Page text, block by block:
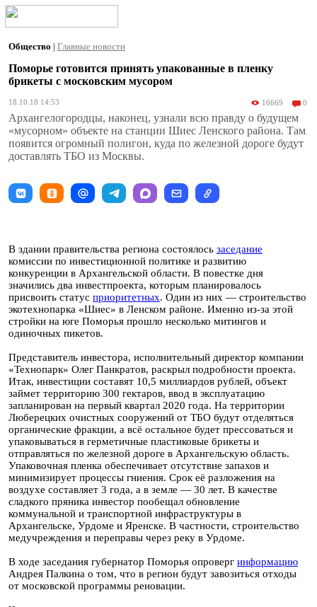
Общество | Главные новости
Поморье готовится принять упакованные в пленку
брикеты с московским мусором
18.10.18 14:53 16669 0
Архангелогородцы, наконец, узнали всю правду о будущем
«мусорном» объекте на станции Шиес Ленского района. Там
появится огромный полигон, куда по железной дороге будут
доставлять ТБО из Москвы.
В здании правительства региона состоялось заседание
комиссии по инвестиционной политике и развитию
конкуренции в Архангельской области. В повестке дня
значились два инвестпроекта, которым планировалось
присвоить статус приоритетных. Один из них — строительство
экотехнопарка «Шиес» в Ленском районе. Именно из-за этой
стройки на юге Поморья прошло несколько митингов и
одиночных пикетов.
Представитель инвестора, исполнительный директор компании
«Технопарк» Олег Панкратов, раскрыл подробности проекта.
Итак, инвестиции составят 10,5 миллиардов рублей, объект
займет территорию 300 гектаров, ввод в эксплуатацию
запланирован на первый квартал 2020 года. На территории
Люберецких очистных сооружений от ТБО будут отделяться
органические фракции, а всё остальное будет прессоваться и
упаковываться в герметичные пластиковые брикеты и
отправляться по железной дороге в Архангельскую область.
Упаковочная пленка обеспечивает отсутствие запахов и
минимизирует процессы гниения. Срок её разложения на
воздухе составляет 3 года, а в земле — 30 лет. В качестве
сладкого пряника инвестор пообещал обновление
коммунальной и транспортной инфраструктуры в
Архангельске, Урдоме и Яренске. В частности, строительство
медучреждения и переправы через реку в Урдоме.
В ходе заседания губернатор Поморья опроверг информацию
Андрея Палкина о том, что в регион будут завозиться отходы
от московской программы реновации.